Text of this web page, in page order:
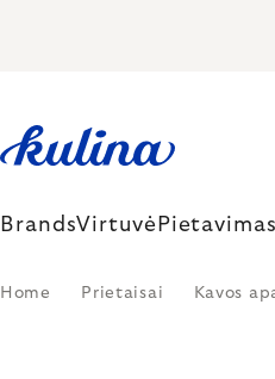
BrandsVirtuvė Pietavimas
Home Prietaisai Kavos